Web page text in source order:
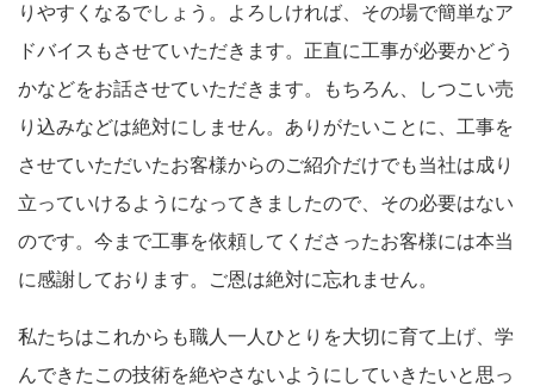
りやすくなるでしょう。よろしければ、その場で簡単なア
ドバイスもさせていただきます。正直に工事が必要かどう
かなどをお話させていただきます。もちろん、しつこい売
り込みなどは絶対にしません。ありがたいことに、工事を
させていただいたお客様からのご紹介だけでも当社は成り
立っていけるようになってきましたので、その必要はない
のです。今まで工事を依頼してくださったお客様には本当
に感謝しております。ご恩は絶対に忘れません。
私たちはこれからも職人一人ひとりを大切に育て上げ、学
んできたこの技術を絶やさないようにしていきたいと思っ